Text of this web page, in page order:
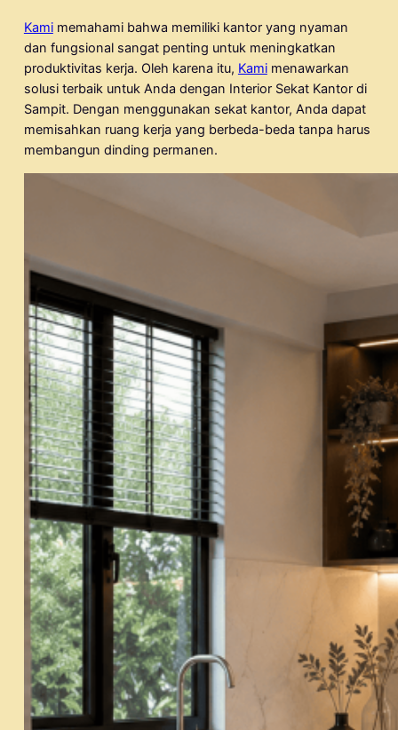
Kamimemahami bahwa memiliki kantor yang nyaman
dan fungsional sangat penting untuk meningkatkan
produktivitas kerja. Oleh karena itu, Kamimenawarkan
solusi terbaik untuk Anda dengan Interior Sekat Kantor di
Sampit. Dengan menggunakan sekat kantor, Anda dapat
memisahkan ruang kerja yang berbeda-beda tanpa harus
membangun dinding permanen.